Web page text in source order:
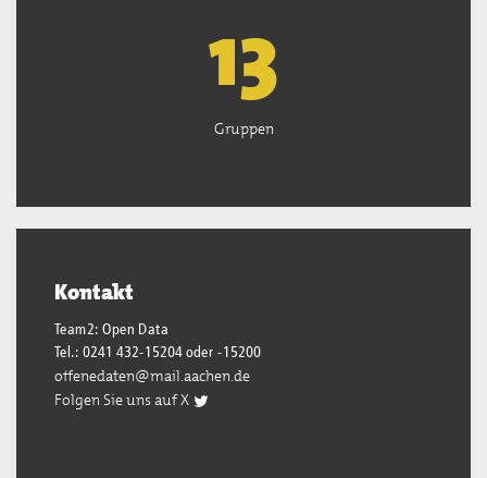
13
Gruppen
Kontakt
Team2: Open Data
Tel.: 0241 432-15204 oder -15200
offenedaten@mail.aachen.de
Folgen Sie uns auf X